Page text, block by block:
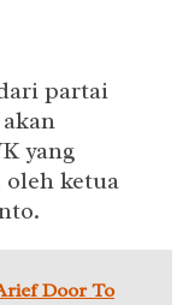
partai
yang
oleh ketua
Door To